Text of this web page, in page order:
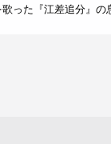
った『江差追分』の